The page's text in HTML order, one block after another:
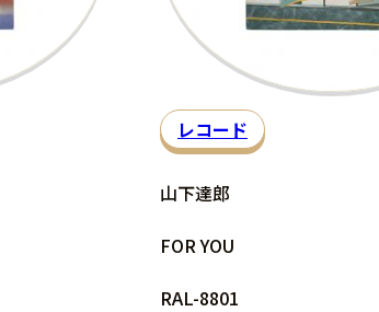
レコード
山下達郎
FOR YOU
RAL-8801